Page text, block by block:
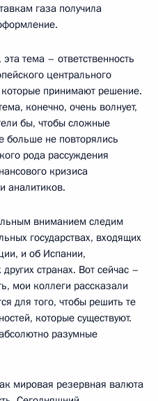
газа получила
тема – ответственность
центрального
которые принимают решение.
конечно, очень волнует,
бы, чтобы сложные
больше не повторялись
рода рассуждения
кризиса
аналитиков.
вниманием следим
государствах, входящих
и об Испании,
странах. Вот сейчас –
мои коллеги рассказали
для того, чтобы решить те
которые существуют.
разумные
мировая резервная валюта